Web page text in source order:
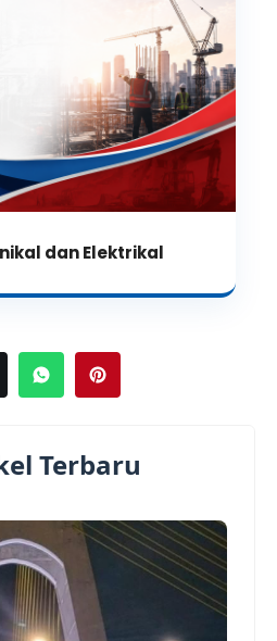
dan Elektrikal
Terbaru